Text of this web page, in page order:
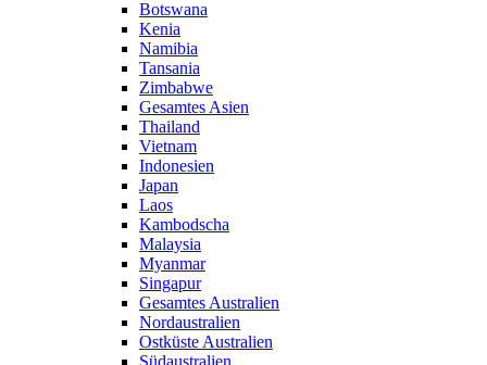
Botswana
Kenia
Namibia
Tansania
Zimbabwe
Gesamtes Asien
Thailand
Vietnam
Indonesien
Japan
Laos
Kambodscha
Malaysia
Myanmar
Singapur
Gesamtes Australien
Nordaustralien
Ostküste Australien
Südaustralien